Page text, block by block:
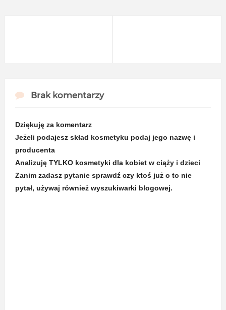
Brak komentarzy
Dziękuję za komentarz
Jeżeli podajesz skład kosmetyku podaj jego nazwę i
producenta
Analizuję TYLKO kosmetyki dla kobiet w ciąży i dzieci
Zanim zadasz pytanie sprawdź czy ktoś już o to nie
pytał, używaj również wyszukiwarki blogowej.